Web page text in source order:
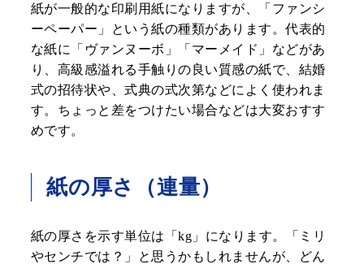
紙が一般的な印刷用紙になりますが、「ファンシ
ーペーパー」という紙の種類があります。代表的
な紙に「ヴァンヌーボ」「マーメイド」などがあ
り、高級感溢れる手触りの良い質感の紙で、結婚
式の招待状や、式典の式次第などによく使われま
す。ちょっと差をつけたい場合などは大変おすす
めです。
紙の厚さ（連量）
紙の厚さを示す単位は「kg」になります。「ミリ
やセンチでは？」と思うかもしれませんが、どん